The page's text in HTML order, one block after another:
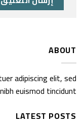
ABOUT
adipiscing elit, sed
euismod tincidunt.
LATEST POSTS